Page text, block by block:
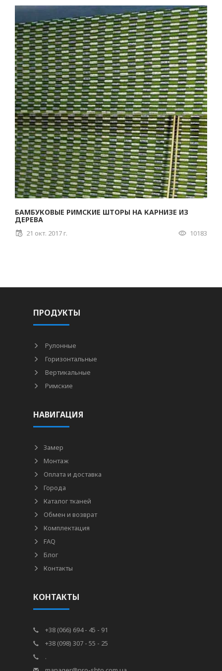
БАМБУКОВЫЕ РИМСКИЕ ШТОРЫ НА КАРНИЗЕ ИЗ
ДЕРЕВА
21 окт. 2017 г. 10183
ПРОДУКТЫ
Рулонные
Горизонтальные
Вертикальные
Римские
НАВИГАЦИЯ
Замер
Монтаж
Оплата и доставка
Города
Каталог тканей
Обмен и возврат
Комплектация
FAQ
Блог
Контакты
КОНТАКТЫ
+38 (066) 694 - 45 - 91
+38 (098) 307 - 55 - 25
.